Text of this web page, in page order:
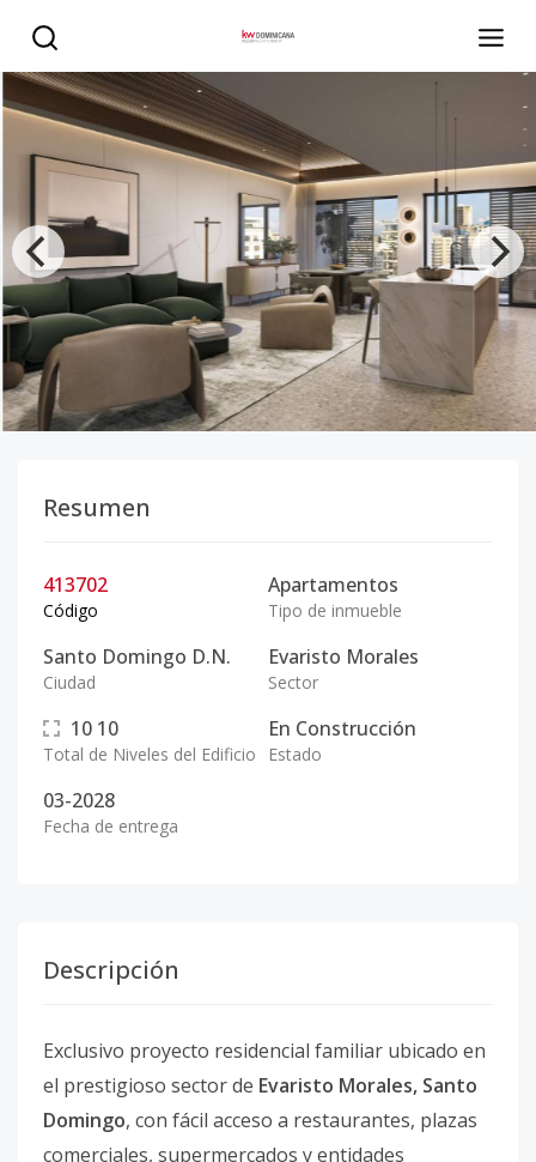
Resumen
413702
Código
Apartamentos
Tipo de inmueble
Santo Domingo D.N.
Ciudad
Evaristo Morales
Sector
10 10
Total de Niveles del Edificio
En Construcción
Estado
03-2028
Fecha de entrega
Descripción
Exclusivo proyecto residencial familiar ubicado en
el prestigioso sector de Evaristo Morales, Santo
Domingo, con fácil acceso a restaurantes, plazas
comerciales, supermercados y entidades